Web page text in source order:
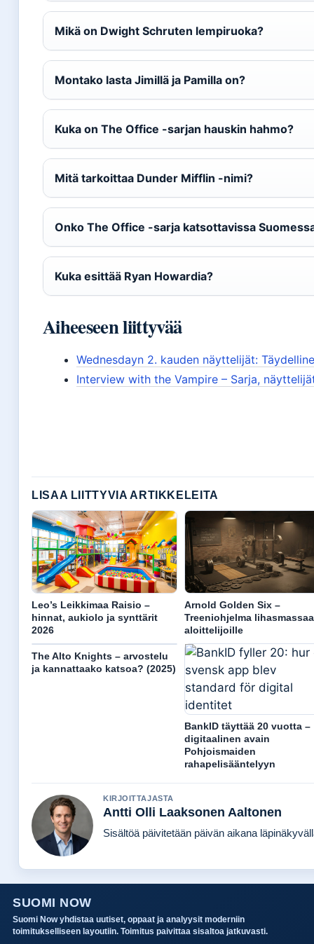
Mikä on Dwight Schruten lempiruoka?
Montako lasta Jimillä ja Pamilla on?
Kuka on The Office -sarjan hauskin hahmo?
Mitä tarkoittaa Dunder Mifflin -nimi?
Onko The Office -sarja katsottavissa
Kuka esittää Ryan Howardia?
Aiheeseen liittyvää
Wednesdayn 2. kauden näyttelijät:
Interview with the Vampire – Sarja,
LISAA LIITTYVIA ARTIKKELEITA
Leo’s Leikkimaa Raisio –
hinnat, aukiolo ja synttärit
2026
Arnold Golden Six –
Treeniohjelma
aloittelijoille
The Alto Knights – arvostelu
ja kannattaako katsoa? (2025)
BankID täyttää 20 vuotta –
digitaalinen avain
Pohjoismaiden
rahapelisääntelyyn
KIRJOITTAJASTA
Antti Olli Laaksonen Aaltonen
Sisältöä päivitetään päivän aikana
SUOMI NOW
Suomi Now yhdistaa uutiset, oppaat ja analyysit moderniin
toimitukselliseen layoutiin. Toimitus paivittaa sisaltoa jatkuvasti.